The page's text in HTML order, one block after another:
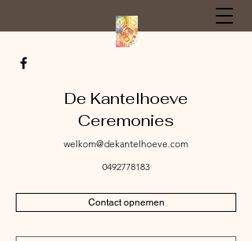
De Kantelhoeve
Ceremonies
welkom@dekantelhoeve.com
0492778183
Contact opnemen